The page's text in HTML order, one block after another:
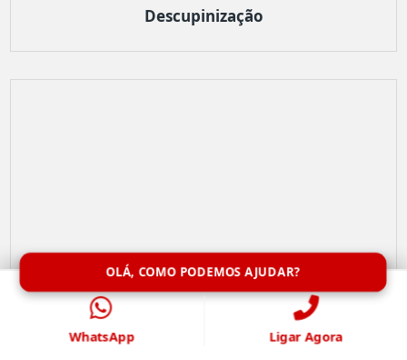
Descupinização
OLÁ, COMO PODEMOS AJUDAR?
WhatsApp Ligar Agora